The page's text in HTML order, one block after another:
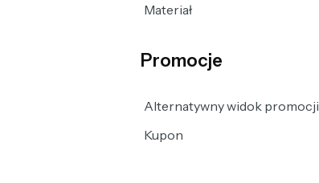
Materiał
Promocje
Alternatywny widok promocji
Kupon